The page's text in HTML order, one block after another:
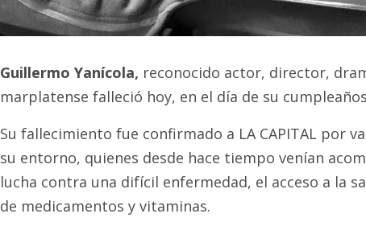
Guillermo Yanícola, reconocido actor, director,
marplatense falleció hoy, en el día de su
Su fallecimiento fue confirmado a LA CAPITAL por
su entorno, quienes desde hace tiempo venían
lucha contra una difícil enfermedad, el acceso a la
de medicamentos y vitaminas.